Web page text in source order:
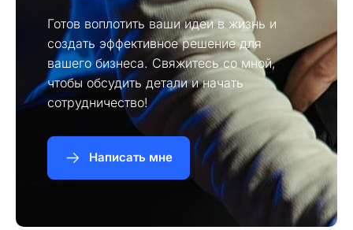
Готов воплотить ваши идеи в жизнь и
создать эффективное решение для
вашего бизнеса. Свяжитесь со мной,
чтобы обсудить детали и начать
сотрудничество!
Написать мне